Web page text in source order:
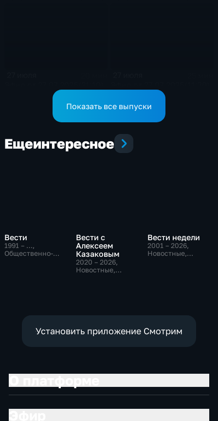
Показать все выпуски
Ещеинтересное
Вести
1991 – …,
Общественно-
Вести с
Алексеем
Казаковым
2020 – 2026,
Новостные,
Вести недели
2001 – 2026,
Новостные,
Установить приложение Смотрим